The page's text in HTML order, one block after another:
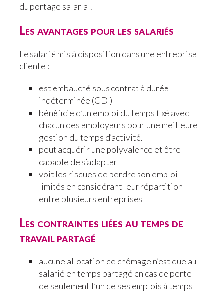
du portage salarial.
Les avantages pour les salariés
Le salarié mis à disposition dans une entreprise
cliente :
est embauché sous contrat à durée
indéterminée (CDI)
bénéficie d’un emploi du temps fixé avec
chacun des employeurs pour une meilleure
gestion du temps d’activité.
peut acquérir une polyvalence et être
capable de s’adapter
voit les risques de perdre son emploi
limités en considérant leur répartition
entre plusieurs entreprises
Les contraintes liées au temps de
travail partagé
aucune allocation de chômage n’est due au
salarié en temps partagé en cas de perte
de seulement l’un de ses emplois à temps